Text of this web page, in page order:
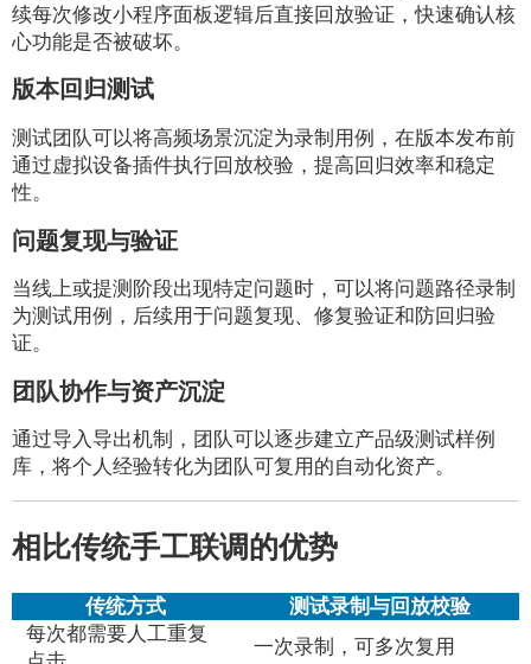
续每次修改小程序面板逻辑后直接回放验证，快速确认核
心功能是否被破坏。
版本回归测试
测试团队可以将高频场景沉淀为录制用例，在版本发布前
通过虚拟设备插件执行回放校验，提高回归效率和稳定
性。
问题复现与验证
当线上或提测阶段出现特定问题时，可以将问题路径录制
为测试用例，后续用于问题复现、修复验证和防回归验
证。
团队协作与资产沉淀
通过导入导出机制，团队可以逐步建立产品级测试样例
库，将个人经验转化为团队可复用的自动化资产。
相比传统手工联调的优势
传统方式
测试录制与回放校验
每次都需要人工重复
一次录制，可多次复用